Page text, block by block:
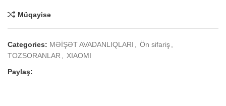
Müqayisə
Categories: MƏİŞƏT AVADANLIQLARI Ön sifariş
TOZSORANLAR
XIAOMI
Paylaş: